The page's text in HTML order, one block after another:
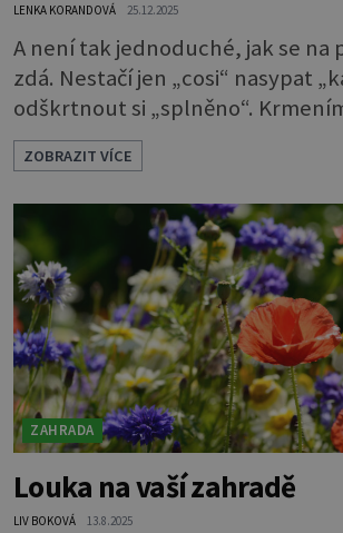
LENKA KORANDOVÁ 25.12.2025
A není tak jednoduché, jak se na
zdá. Nestačí jen „cosi“ nasypat
odškrtnout si „splněno“.
berete mnohem větší závazek a
Máte v plánu sypat v zimě zpěvavým
opeřencům nějaké dobroty? Pak
vědět pár pravidel, která je při
dodržovat. Jinak můžete
než pomoci. Ornitologové varují,
krmení je
ZOBRAZIT VÍCE
ZAHRADA
Louka na vaší zahradě
LIV BOKOVÁ 13.8.2025